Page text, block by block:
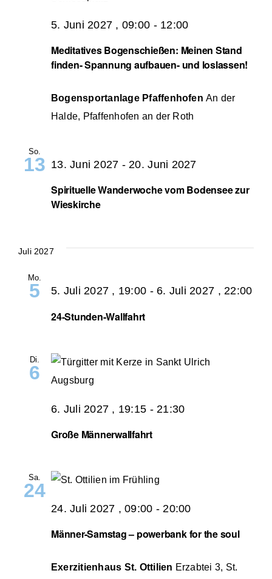
Meditatives Bogenschießen: Meinen Stand
finden- Spannung aufbauen- und loslassen!
5. Juni 2027 , 09:00 - 12:00
Bogensportanlage PfaffenhofenAn der
Halde, Pfaffenhofen an der Roth
So.
13
Spirituelle Wanderwoche vom Bodensee zur
Wieskirche
13. Juni 2027 - 20. Juni 2027
Juli 2027
Mo.
5
24-Stunden-Wallfahrt
5. Juli 2027 , 19:00 - 6. Juli 2027 , 22:00
Di.
6
Große Männerwallfahrt
6. Juli 2027 , 19:15 - 21:30
Sa.
24
Männer-Samstag – powerbank for the soul
24. Juli 2027 , 09:00 - 20:00
Exerzitienhaus St. Ottilien Erzabtei 3, St.